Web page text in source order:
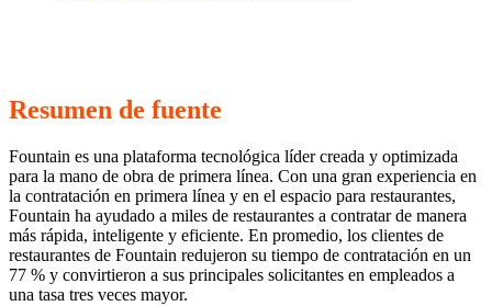
Resumen de fuente
Fountain es una plataforma tecnológica líder creada y optimizada
para la mano de obra de primera línea. Con una gran experiencia en
la contratación en primera línea y en el espacio para restaurantes,
Fountain ha ayudado a miles de restaurantes a contratar de manera
más rápida, inteligente y eficiente. En promedio, los clientes de
restaurantes de Fountain redujeron su tiempo de contratación en un
77 % y convirtieron a sus principales solicitantes en empleados a
una tasa tres veces mayor.